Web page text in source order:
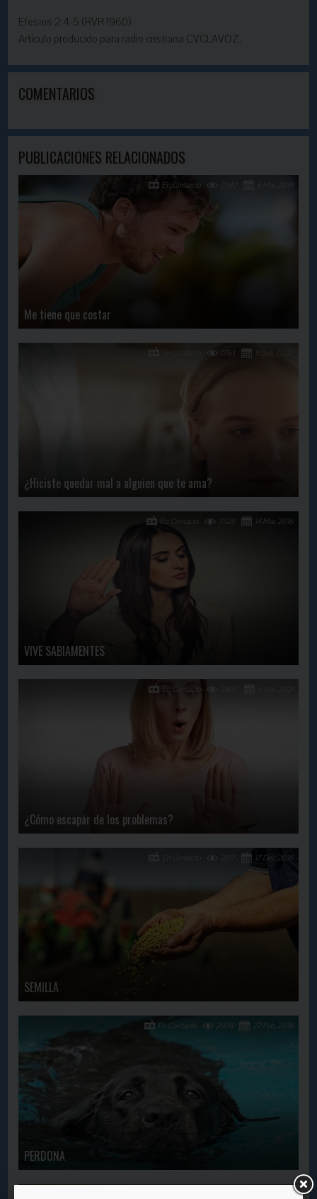
Efesios 2:4-5 (RVR 1960)
Artículo producido para radio cristiana CVCLAVOZ.
COMENTARIOS
PUBLICACIONES RELACIONADOS
Me tiene que costar
En Contacto
¿Hiciste quedar mal a alguien que te ama?
9 Sep, 2022
1763
En Contacto
VIVE SABIAMENTES
14 Mar, 2016
3528
En Contacto
¿Cómo escapar de los problemas?
En Contacto
SEMILLA
17 Dec, 2018
PERDONA
22 Feb, 2018
2928
En Contacto